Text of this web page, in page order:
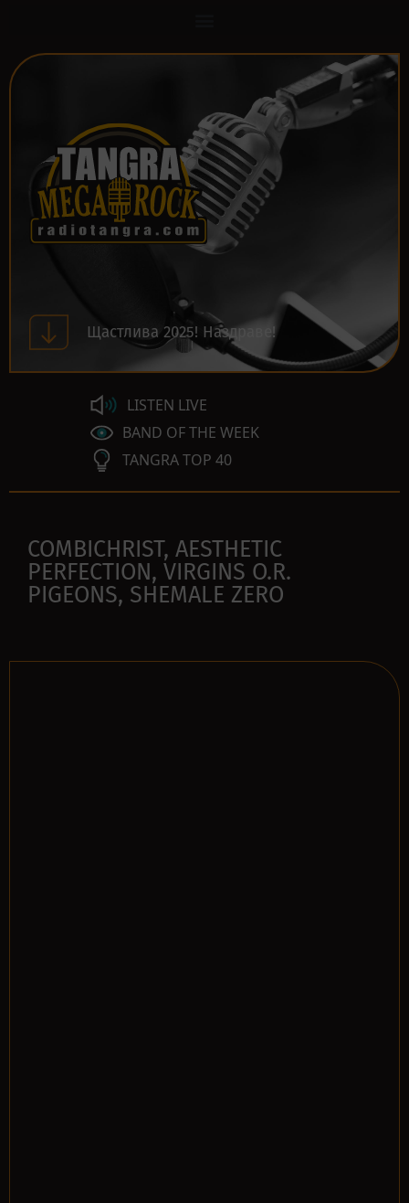
Щастлива 2025! Наздраве!
LISTEN LIVE
BAND OF THE WEEK
TANGRA TOP 40
COMBICHRIST, AESTHETIC
PERFECTION, VIRGINS O.R.
PIGEONS, SHEMALE ZERO